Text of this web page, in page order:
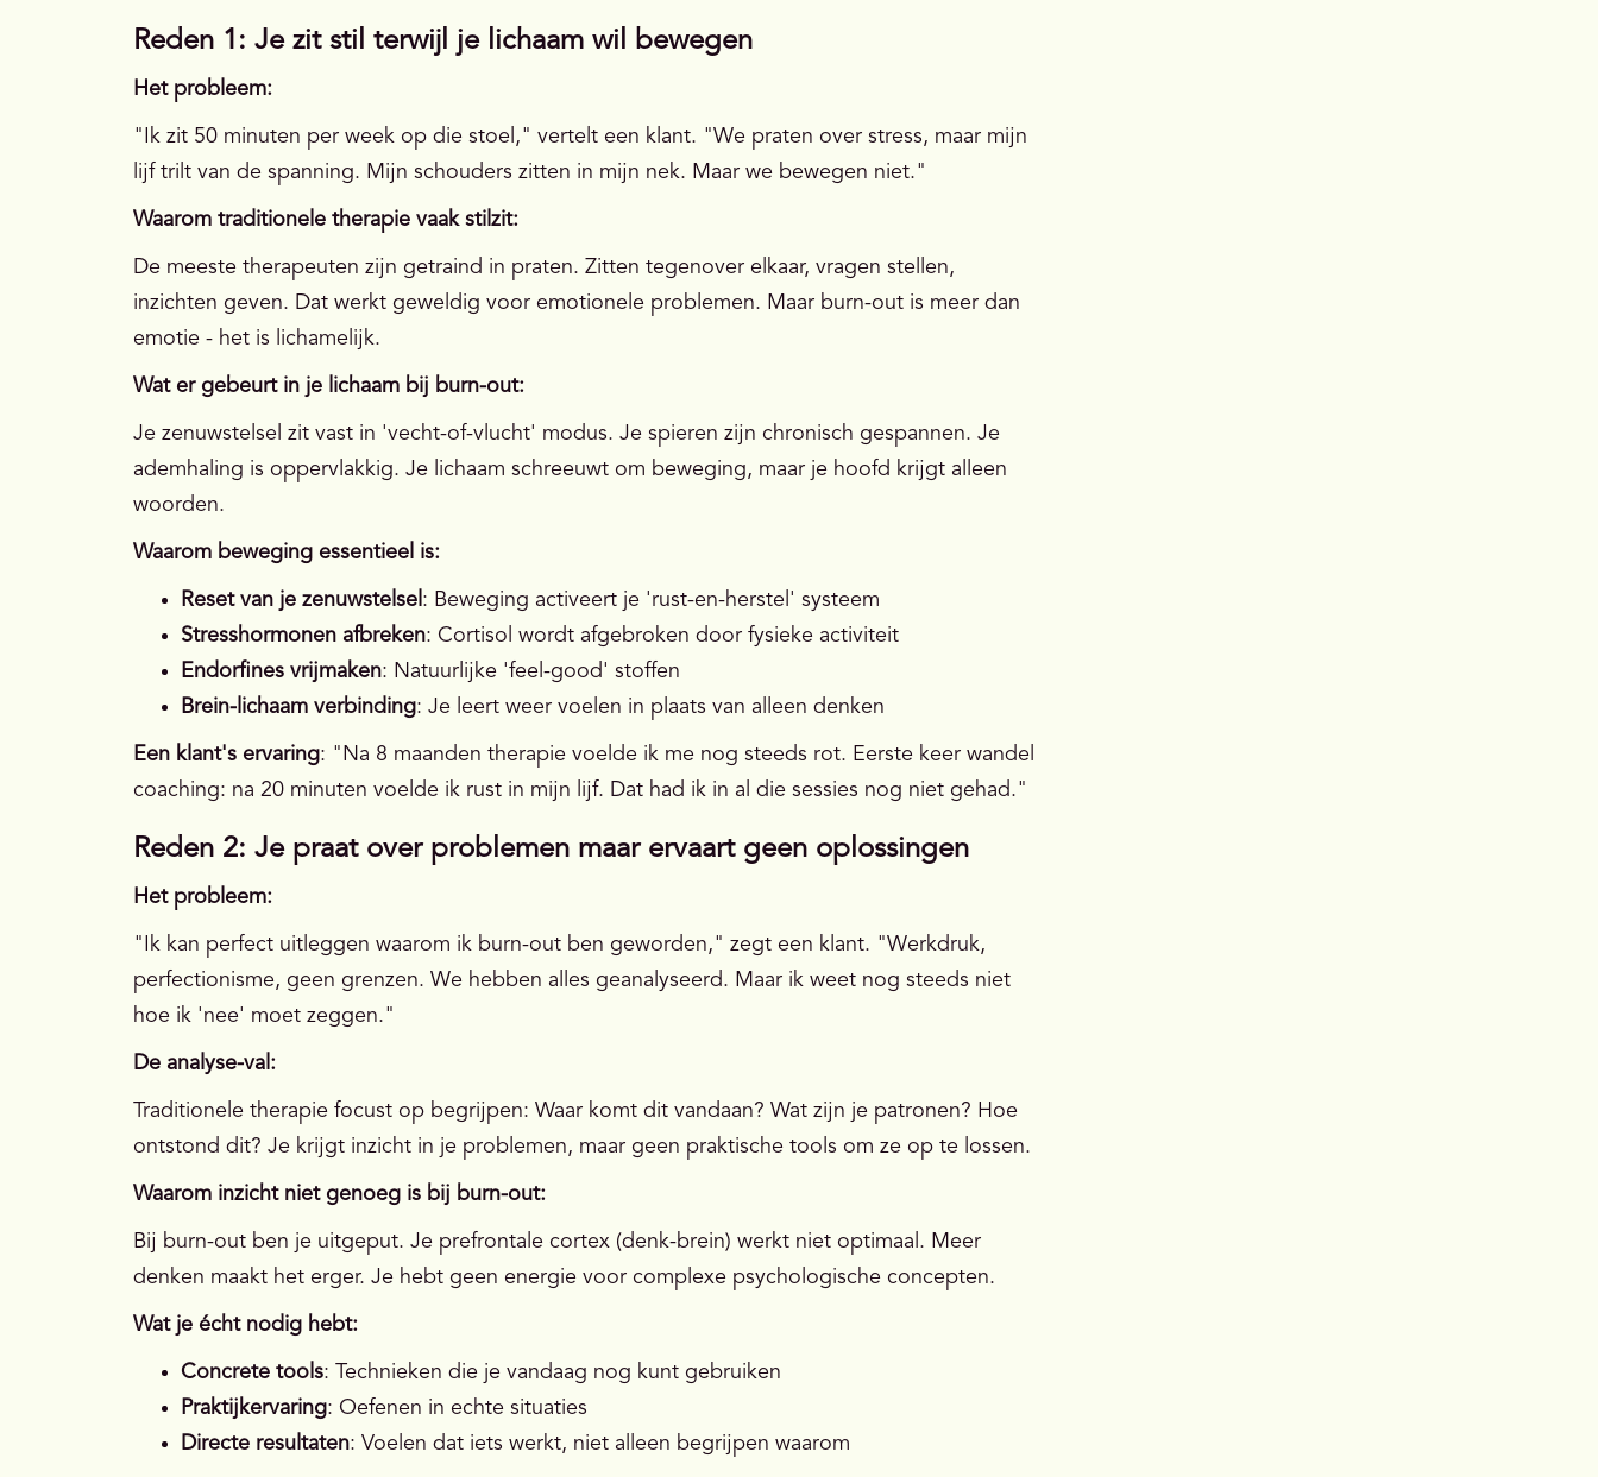
Reden 1: Je zit stil terwijl je lichaam wil bewegen
Het probleem:
"Ik zit 50 minuten per week op die stoel," vertelt een klant. "We praten over stress, maar mijn
lijf trilt van de spanning. Mijn schouders zitten in mijn nek. Maar we bewegen niet."
Waarom traditionele therapie vaak stilzit:
De meeste therapeuten zijn getraind in praten. Zitten tegenover elkaar, vragen stellen,
inzichten geven. Dat werkt geweldig voor emotionele problemen. Maar burn-out is meer dan
emotie - het is lichamelijk.
Wat er gebeurt in je lichaam bij burn-out:
Je zenuwstelsel zit vast in 'vecht-of-vlucht' modus. Je spieren zijn chronisch gespannen. Je
ademhaling is oppervlakkig. Je lichaam schreeuwt om beweging, maar je hoofd krijgt alleen
woorden.
Waarom beweging essentieel is:
Reset van je zenuwstelsel : Beweging activeert je 'rust-en-herstel' systeem
Stresshormonen afbreken: Cortisol wordt afgebroken door fysieke activiteit
Endorfines vrijmaken: Natuurlijke 'feel-good' stoffen
Brein-lichaam verbinding: Je leert weer voelen in plaats van alleen denken
Een klant's ervaring: "Na 8 maanden therapie voelde ik me nog steeds rot. Eerste keer wandel
coaching: na 20 minuten voelde ik rust in mijn lijf. Dat had ik in al die sessies nog niet gehad."
Reden 2: Je praat over problemen maar ervaart geen oplossingen
Het probleem:
"Ik kan perfect uitleggen waarom ik burn-out ben geworden," zegt een klant. "Werkdruk,
perfectionisme, geen grenzen. We hebben alles geanalyseerd. Maar ik weet nog steeds niet
hoe ik 'nee' moet zeggen."
De analyse-val:
Traditionele therapie focust op begrijpen: Waar komt dit vandaan? Wat zijn je patronen? Hoe
ontstond dit? Je krijgt inzicht in je problemen, maar geen praktische tools om ze op te lossen.
Waarom inzicht niet genoeg is bij burn-out:
Bij burn-out ben je uitgeput. Je prefrontale cortex (denk-brein) werkt niet optimaal. Meer
denken maakt het erger. Je hebt geen energie voor complexe psychologische concepten.
Wat je écht nodig hebt:
Concrete tools: Technieken die je vandaag nog kunt gebruiken
Praktijkervaring: Oefenen in echte situaties
Directe resultaten: Voelen dat iets werkt, niet alleen begrijpen waarom